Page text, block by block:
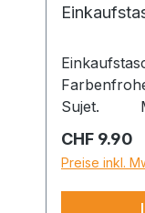
Sujet.
Regulärer
CHF 9.90
Preise inkl.